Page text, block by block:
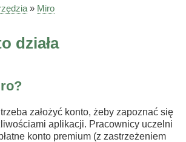
Miro
działa
założyć konto, żeby zapoznać się
aplikacji. Pracownicy uczelni
konto premium (z zastrzeżeniem